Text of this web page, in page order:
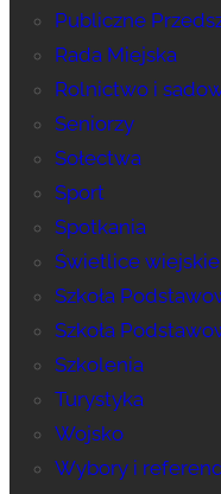
Publiczne
Rada Miejska
Rolnictwo i
Seniorzy
Sołectwa
Sport
Spotkania
Świetlice wiejskie
Szkoła
Szkoła
Szkolenia
Turystyka
Wojsko
Wybory i